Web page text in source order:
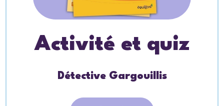
Activité et quiz
Détective Gargouillis